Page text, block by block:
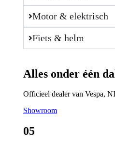
Motor & elektrisch
Fiets & helm
Alles onder één
Officieel dealer van Vespa,
Showroom
05